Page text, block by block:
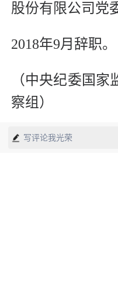
股份有限公司党
2018年9月辞职。
（中央纪委国
察组）
新媒体编辑：何
写评论我光荣